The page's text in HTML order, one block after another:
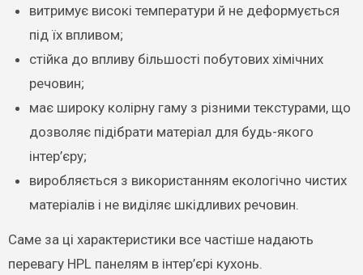
витримує високі температури й не деформується
під їх впливом;
стійка до впливу більшості побутових хімічних
речовин;
має широку колірну гаму з різними текстурами, що
дозволяє підібрати матеріал для будь-якого
інтер’єру;
виробляється з використанням екологічно чистих
матеріалів і не виділяє шкідливих речовин.
Саме за ці характеристики все частіше надають
перевагу HPL панелям в інтер’єрі кухонь.